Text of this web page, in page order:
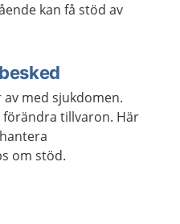
kan få stöd av
med sjukdomen.
förändra tillvaron. Här
om stöd.